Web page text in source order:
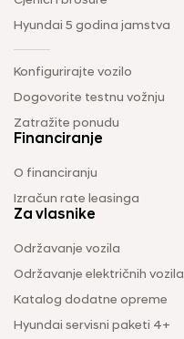
Hyundai 5 godina jamstva
Konfigurirajte vozilo
Dogovorite testnu vožnju
Zatražite ponudu
Financiranje
O financiranju
Izračun rate leasinga
Za vlasnike
Održavanje vozila
Održavanje električnih vozila
Katalog dodatne opreme
Hyundai servisni paketi 4+